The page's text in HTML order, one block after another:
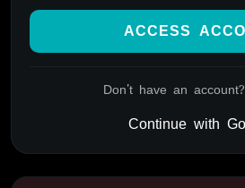
ACCESS
Don't have an account?
Continue with